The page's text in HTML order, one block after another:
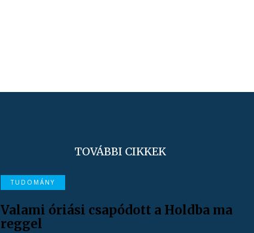
TOVÁBBI CIKKEK
TUDOMÁNY
Valami óriási csapódott a Holdba ma
reggel